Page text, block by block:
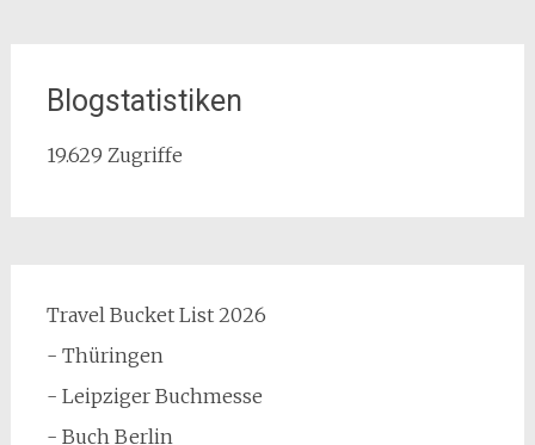
Blogstatistiken
19.629 Zugriffe
Travel Bucket List 2026
- Thüringen
- Leipziger Buchmesse
- Buch Berlin